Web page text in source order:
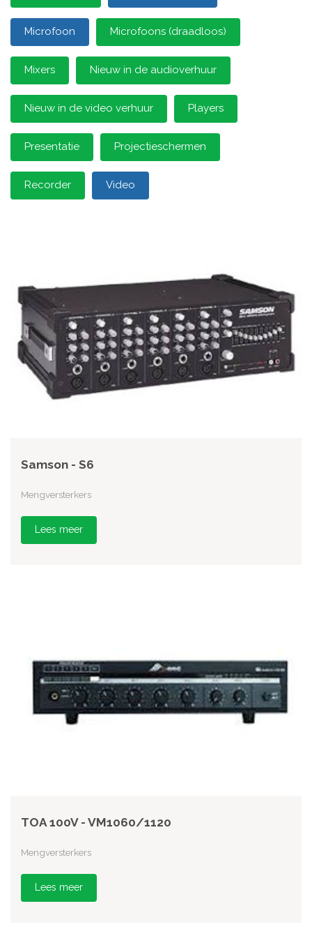
Microfoon Microfoons (draadloos)
Mixers Nieuw in de audioverhuur
Nieuw in de video verhuur Players
Presentatie Projectieschermen
Recorder Video
Samson - S6
Mengversterkers
Lees meer
TOA 100V - VM1060/1120
Mengversterkers
Lees meer